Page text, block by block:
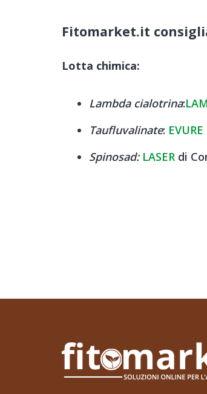
Fitomarket.it
Lotta chimica:
Lambda cialotrina:
Taufluvalinate: EVURE
Spinosad: LASER di